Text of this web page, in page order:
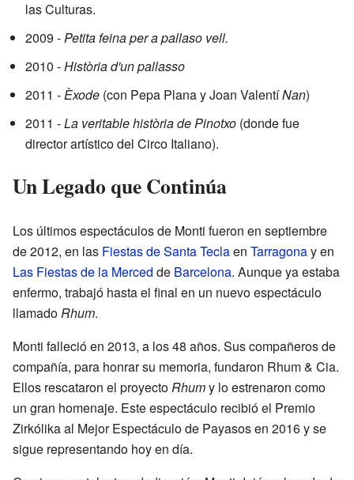
las Culturas.
2009 -Petita feina per a pallaso vell.
2010 -Història d'un pallasso
2011 -Èxode (con Pepa Plana y Joan ValentíNan)
2011 -La veritable història de Pinotxo (donde fue
director artístico del Circo Italiano).
Un Legado que Continúa
Los últimos espectáculos de Monti fueron en septiembre
de 2012, en las Fiestas de Santa Teclaen Tarragonay en
Las Fiestas de la Merced de Barcelona. Aunque ya estaba
enfermo, trabajó hasta el final en un nuevo espectáculo
llamadoRhum.
Monti falleció en 2013, a los 48 años. Sus compañeros de
compañía, para honrar su memoria, fundaron Rhum & Cia.
Ellos rescataron el proyectoRhumy lo estrenaron como
un gran homenaje. Este espectáculo recibió el Premio
Zirkólika al Mejor Espectáculo de Payasos en 2016 y se
sigue representando hoy en día.